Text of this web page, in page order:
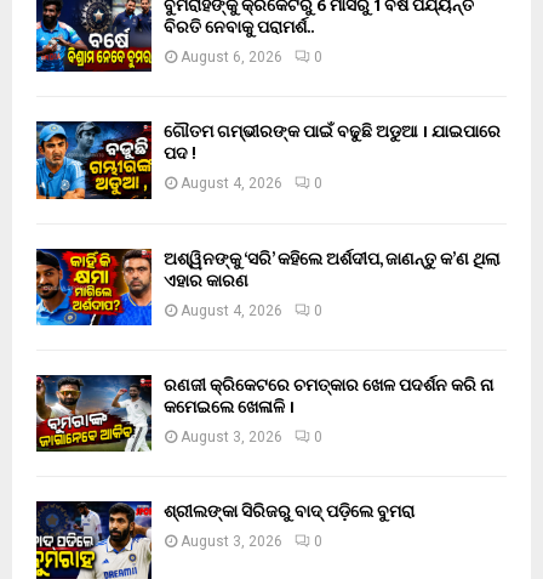
ବିରତି ନେବାକୁ ପରାମର୍ଶ..
August 6, 2026 0
ଗୌତମ ଗମ୍ଭୀରଙ୍କ ପାଇଁ ବଢୁଛି ଅଡୁଆ । ଯାଇପାରେ
ପଦ !
August 4, 2026 0
ଅଶ୍ୱିନଙ୍କୁ ‘ସରି’ କହିଲେ ଅର୍ଶଦୀପ, ଜାଣନ୍ତୁ କ’ଣ ଥିଲା
ଏହାର କାରଣ
August 4, 2026 0
ରଣଜୀ କ୍ରିକେଟରେ ଚମତ୍କାର ଖେଳ ପଦର୍ଶନ କରି ନା
କମେଇଲେ ଖେଳାଳି ।
August 3, 2026 0
ଶ୍ରୀଲଙ୍କା ସିରିଜରୁ ବାଦ୍ ପଡ଼ିଲେ ବୁମରା
August 3, 2026 0